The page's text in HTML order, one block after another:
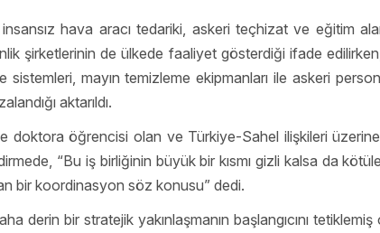
hava aracı tedariki, askeri teçhizat ve eğitim
şirketlerinin de ülkede faaliyet gösterdiği ifade edilirken,
mayın temizleme ekipmanları ile askeri
aktarıldı.
doktora öğrencisi olan ve Türkiye-Sahel ilişkileri
“Bu iş birliğinin büyük bir kısmı gizli kalsa da
bir koordinasyon söz konusu” dedi.
derin bir stratejik yakınlaşmanın başlangıcını